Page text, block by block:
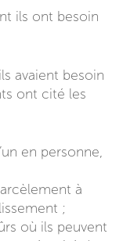
ils ont besoin
avaient besoin
ont cité les
en personne,
à
;
où ils peuvent